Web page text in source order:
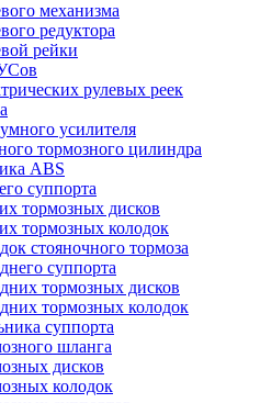
механизма
редуктора
рейки
рулевых реек
усилителя
тормозного цилиндра
ABS
суппорта
тормозных дисков
тормозных колодок
стояночного тормоза
суппорта
тормозных дисков
тормозных колодок
суппорта
шланга
дисков
колодок